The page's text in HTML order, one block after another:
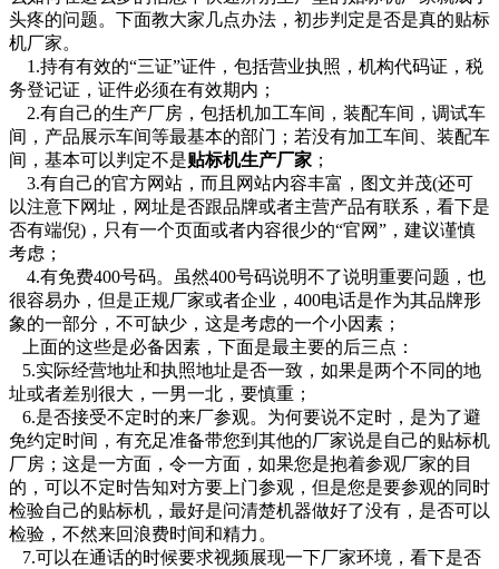
头疼的问题。下面教大家几点办法，初步判定是否是真的贴标
机厂家。
1.持有有效的“三证”证件，包括营业执照，机构代码证，税
务登记证，证件必须在有效期内；
2.有自己的生产厂房，包括机加工车间，装配车间，调试车
间，产品展示车间等最基本的部门；若没有加工车间、装配车
间，基本可以判定不是贴标机生产厂家 ；
3.有自己的官方网站，而且网站内容丰富，图文并茂(还可
以注意下网址，网址是否跟品牌或者主营产品有联系，看下是
否有端倪)，只有一个页面或者内容很少的“官网”，建议谨慎
考虑；
4.有免费400号码。虽然400号码说明不了说明重要问题，也
很容易办，但是正规厂家或者企业，400电话是作为其品牌形
象的一部分，不可缺少，这是考虑的一个小因素；
上面的这些是必备因素，下面是最主要的后三点：
5.实际经营地址和执照地址是否一致，如果是两个不同的地
址或者差别很大，一男一北，要慎重；
6.是否接受不定时的来厂参观。为何要说不定时，是为了避
免约定时间，有充足准备带您到其他的厂家说是自己的贴标机
厂房；这是一方面，令一方面，如果您是抱着参观厂家的目
的，可以不定时告知对方要上门参观，但是您是要参观的同时
检验自己的贴标机，最好是问清楚机器做好了没有，是否可以
检验，不然来回浪费时间和精力。
7.可以在通话的时候要求视频展现一下厂家环境，看下是否